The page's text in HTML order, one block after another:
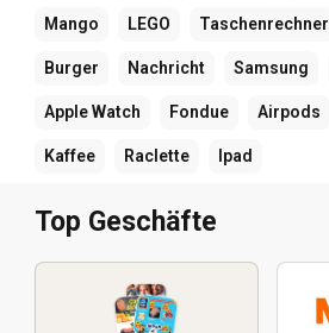
Mango LEGO Taschenrechner
Burger Nachricht Samsung
Apple Watch Fondue Airpods
Kaffee Raclette Ipad
Top Geschäfte